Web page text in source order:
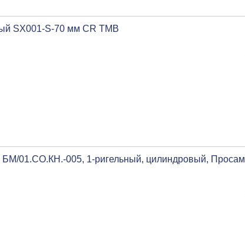
SX001-S-70 мм CR ТМВ
БМ/01.СО.КН.-005, 1-ригельный, цилиндровый, Просам